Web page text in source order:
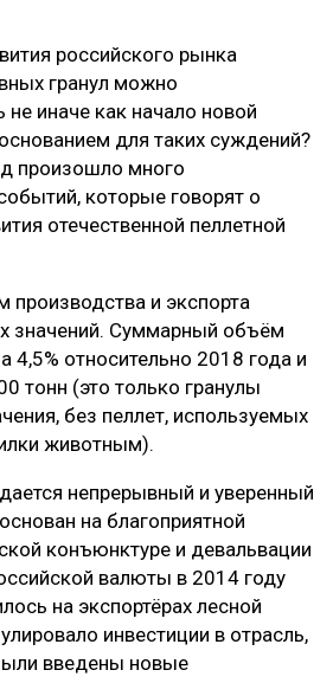
российского рынка
гранул можно
не иначе как начало новой
для таких суждений?
произошло много
которые говорят о
отечественной пеллетной
производства и экспорта
значений. Суммарный объём
4,5% относительно 2018 года и
тонн (это только гранулы
без пеллет, используемых
животным).
непрерывный и уверенный
на благоприятной
конъюнктуре и девальвации
валюты в 2014 году
на экспортёрах лесной
инвестиции в отрасль,
введены новые